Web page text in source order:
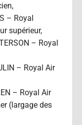
– Royal
supérieur,
– Royal
– Royal Air
– Royal Air
(largage des